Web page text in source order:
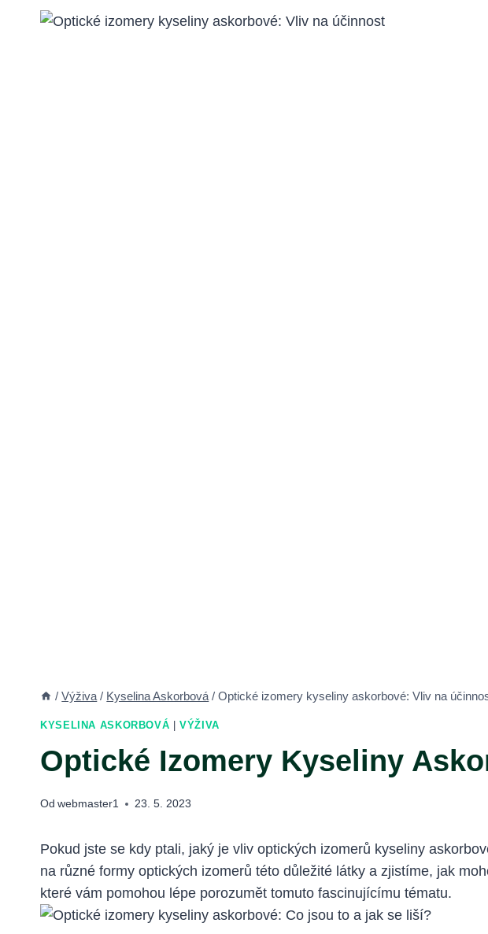
/ Výživa / Kyselina Askorbová / Optické izomery kyseliny askorbové: Vliv na
KYSELINA ASKORBOVÁ |VÝŽIVA
Optické Izomery Kyseliny
Od webmaster1 23. 5. 2023
Pokud jste se kdy ptali, jaký je vliv optických izomerů kyseliny
na různé formy optických izomerů této důležité látky a zjistíme, jak
které vám pomohou lépe porozumět tomuto fascinujícímu tématu.